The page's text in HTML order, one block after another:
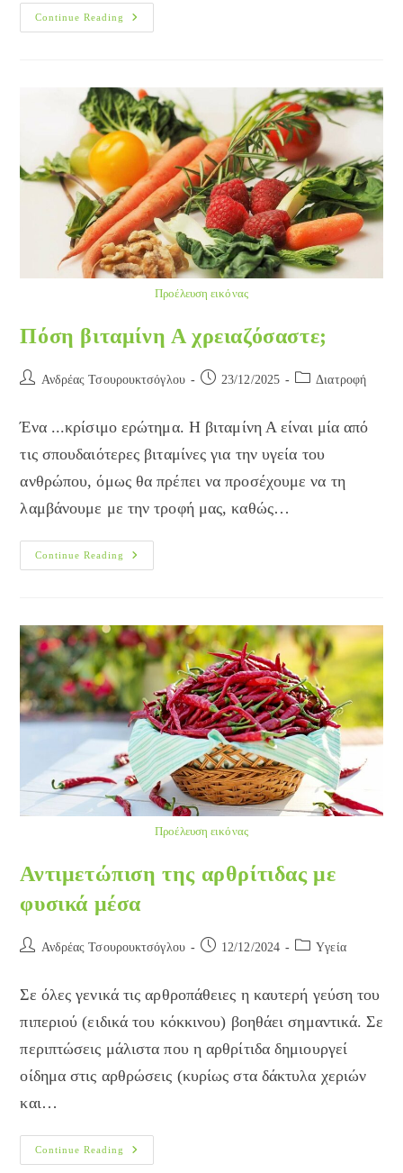
Continue Reading
Ayurveda
Και
Να
Συνδυαστούν;
Προέλευση εικόνας
Πόση βιταμίνη Α χρειαζόσαστε;
Post Ανδρέας Τσουρουκτσόγλου
Post 23/12/2025
Post Διατροφή
Ένα ...κρίσιμο ερώτημα. H βιταμίνη Α είναι μία από
τις σπουδαιότερες βιταμίνες για την υγεία του
ανθρώπου, όμως θα πρέπει να προσέχουμε να τη
λαμβάνουμε με την τροφή μας, καθώς…
Continue Reading
Πόση
Βιταμίνη
Προέλευση εικόνας
Αντιμετώπιση της αρθρίτιδας με
φυσικά μέσα
Post Ανδρέας Τσουρουκτσόγλου
Post 12/12/2024
PostYγεία
Σε όλες γενικά τις αρθροπάθειες η καυτερή γεύση του
πιπεριού (ειδικά του κόκκινου) βοηθάει σημαντικά. Σε
περιπτώσεις μάλιστα που η αρθρίτιδα δημιουργεί
οίδημα στις αρθρώσεις (κυρίως στα δάκτυλα χεριών
και…
Continue Reading
Αντιμετώπιση
Της